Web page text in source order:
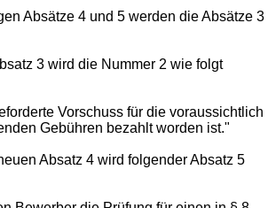
Absätze 4 und 5 werden die Absätze 3
3 wird die Nummer 2 wie folgt
Vorschuss für die voraussichtlich
Gebühren bezahlt worden ist."
Absatz 4 wird folgender Absatz 5